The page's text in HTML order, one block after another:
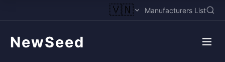
🇻🇳 Manufacturers List
NewSeed